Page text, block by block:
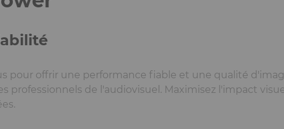
pour offrir une performance fiable et une qualité
professionnels de l'audiovisuel. Maximisez l'impact